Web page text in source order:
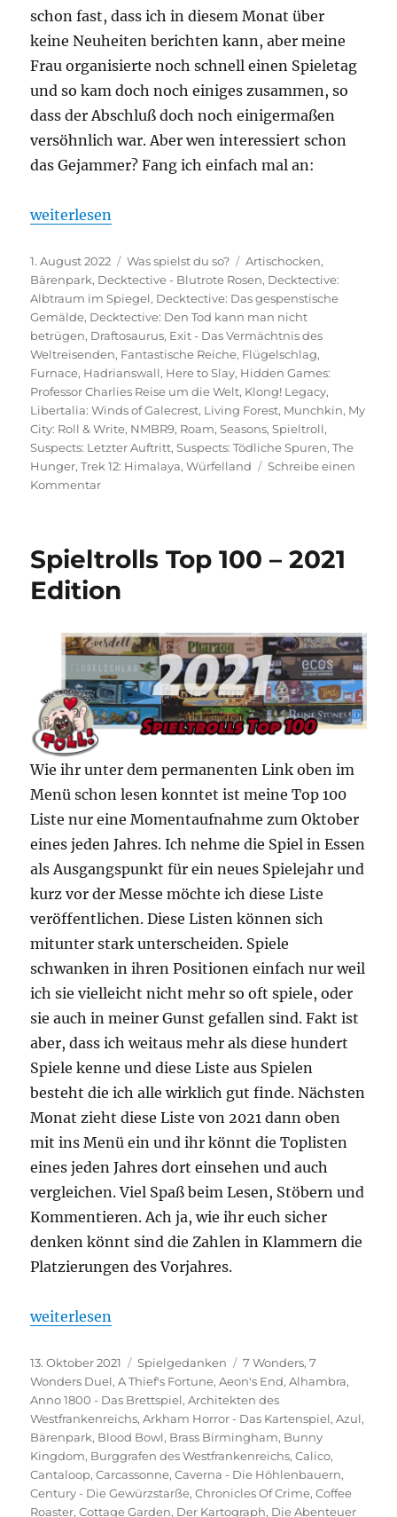
schon fast, dass ich in diesem Monat über
keine Neuheiten berichten kann, aber meine
Frau organisierte noch schnell einen Spieletag
und so kam doch noch einiges zusammen, so
dass der Abschluß doch noch einigermaßen
versöhnlich war. Aber wen interessiert schon
das Gejammer? Fang ich einfach mal an:
„Was spielst du so? – Juli 2022“
weiterlesen
Veröffentlicht
am
1. August 2022 Kategorien
Was spielst du so? Schlagwörter
Artischocken,
Bärenpark, Decktective - Blutrote Rosen, Decktective:
Albtraum im Spiegel, Decktective: Das gespenstische
Gemälde, Decktective: Den Tod kann man nicht
betrügen, Draftosaurus, Exit - Das Vermächtnis des
Weltreisenden, Fantastische Reiche, Flügelschlag,
Furnace, Hadrianswall, Here to Slay, Hidden Games:
Professor Charlies Reise um die Welt, Klong! Legacy,
Libertalia: Winds of Galecrest, Living Forest, Munchkin, My
City: Roll & Write, NMBR9, Roam,Seasons,Spieltroll,
Suspects: Letzter Auftritt,Suspects: Tödliche Spuren,The
Hunger,Trek 12: Himalaya,Würfelland
Schreibe einen
Kommentarzu
so?
Juli
Spieltrolls Top 100 – 2021
Edition
Wie ihr unter dem permanenten Link oben im
Menü schon lesen konntet ist meine Top 100
Liste nur eine Momentaufnahme zum Oktober
eines jeden Jahres. Ich nehme die Spiel in Essen
als Ausgangspunkt für ein neues Spielejahr und
kurz vor der Messe möchte ich diese Liste
veröffentlichen. Diese Listen können sich
mitunter stark unterscheiden. Spiele
schwanken in ihren Positionen einfach nur weil
ich sie vielleicht nicht mehr so oft spiele, oder
sie auch in meiner Gunst gefallen sind. Fakt ist
aber, dass ich weitaus mehr als diese hundert
Spiele kenne und diese Liste aus Spielen
besteht die ich alle wirklich gut finde. Nächsten
Monat zieht diese Liste von 2021 dann oben
mit ins Menü ein und ihr könnt die Toplisten
eines jeden Jahres dort einsehen und auch
vergleichen. Viel Spaß beim Lesen, Stöbern und
Kommentieren. Ach ja, wie ihr euch sicher
denken könnt sind die Zahlen in Klammern die
Platzierungen des Vorjahres.
„Spieltrolls Top 100 – 2021 Edition“
weiterlesen
Veröffentlicht
am
13. Oktober 2021 Kategorien
Spielgedanken Schlagwörter
7 Wonders,7
Wonders Duel,A Thief's Fortune,Aeon's End,Alhambra,
Anno 1800 - Das Brettspiel,Architekten des
Westfrankenreichs,Arkham Horror - Das Kartenspiel,Azul,
Bärenpark, Blood Bowl, Brass Birmingham, Bunny
Kingdom, Burggrafen des Westfrankenreichs,Calico,
Cantaloop,Carcassonne,Caverna - Die Höhlenbauern,
Century - Die Gewürzstarße,Chronicles Of Crime,Coffee
Roaster,Cottage Garden, Der Kartograph, Die Abenteuer